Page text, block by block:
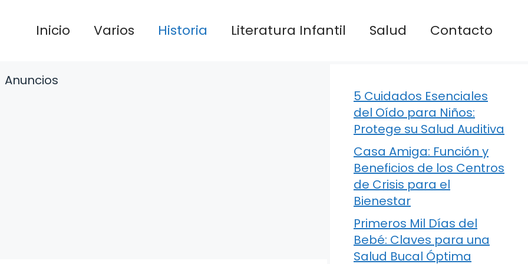
Inicio Varios Historia Literatura Infantil Salud Contacto
Anuncios
5 Cuidados Esenciales
del Oído para Niños:
Protege su Salud Auditiva
Casa Amiga: Función y
Beneficios de los Centros
de Crisis para el
Bienestar
Primeros Mil Días del
Bebé: Claves para una
Salud Bucal Óptima